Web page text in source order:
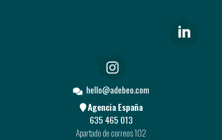
hello@adebeo.com
Agencia España
635 465 013
Apartado de correos 102